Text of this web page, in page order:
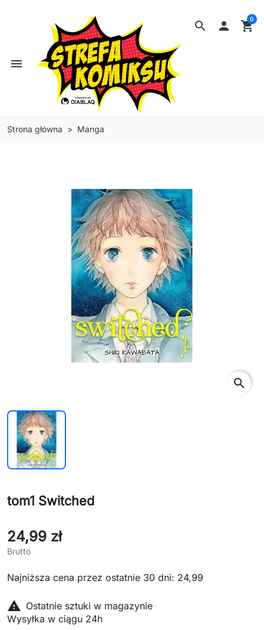
search
menu
 shopping_cart
0
Strona główna Manga
search
tom1 Switched
24,99 zł
Brutto
Najniższa cena przez ostatnie 30 dni: 24,99
 Ostatnie sztuki w magazynie
Wysyłka w ciągu 24h